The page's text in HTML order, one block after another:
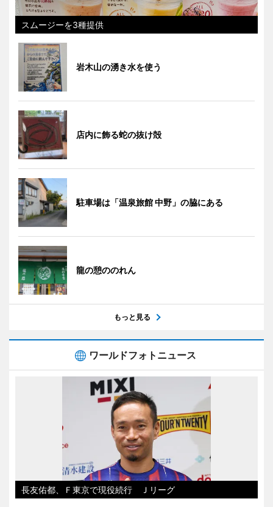
スムージーを3種提供
岩木山の湧き水を使う
店内に飾る蛇の抜け殻
駐車場は「温泉旅館 中野」の脇にある
龍の憩ののれん
もっと見る
ワールドフォトニュース
長友佑都、Ｆ東京で現役続行 Ｊリーグ